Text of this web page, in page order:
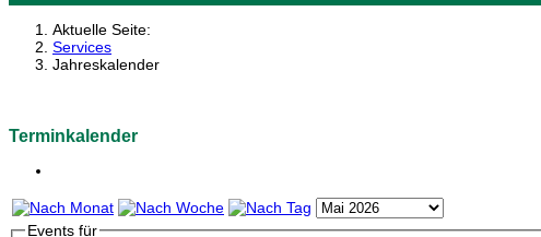
Aktuelle Seite:
Services
Jahreskalender
Terminkalender
Events für